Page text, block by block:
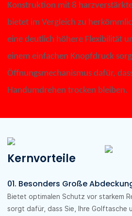
Konstruktion mit 8
bietet im Vergleich zu
eine deutlich höhere Flexibilität
einem einfachen Knopfdruck
Öffnungsmechanismus dafür,
Handumdrehen trocken bleiben.
Kernvorteile
01. Besonders Große
Bietet optimalen Schutz vor starkem
sorgt dafür, dass Sie, Ihre Golftasche